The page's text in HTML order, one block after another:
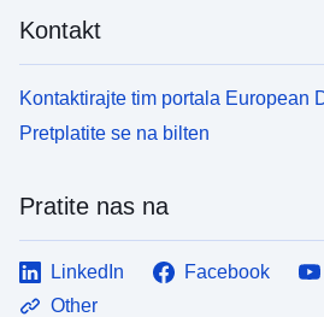
Kontakt
Kontaktirajte tim portala European
Pretplatite se na bilten
Pratite nas na
LinkedIn Facebook
Other